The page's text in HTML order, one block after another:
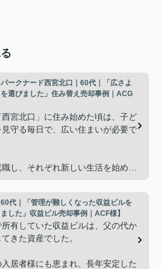
パークナード西宮北口｜60代｜「広さよ
選びました」住み替え売却事例｜ACG
西宮北口」に住み始めた頃は、子ど
守る毎日で、広い住まいが必要で
し、それぞれ新しい生活を始める
え、
少し広すぎるね。」
60代｜「管理が難しくなった収益ビルを
した」収益ビル売却事例｜ACF様】
有していた収益ビルは、父の代か
きた資産でした。
居者様にも恵まれ、長年安定した